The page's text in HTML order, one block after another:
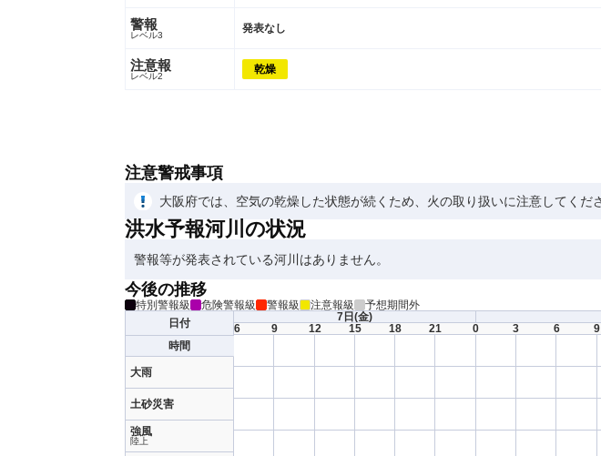
警報
レベル3 発表なし
注意報
レベル2 乾燥
注意警戒事項
大阪府では、空気の乾燥した状態が続くため、火の取り扱いに注意してくだ
洪水予報河川の状況
警報等が発表されている河川はありません。
今後の推移
特別警報級 危険警報級 警報級 注意報級
予想期間外
日付
時間
大雨
土砂災害
強風
陸上
7日 (金)
6
9 12 15 18 21
0
3 6 9